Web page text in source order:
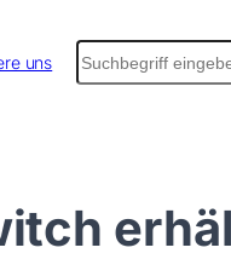
uns Suchen